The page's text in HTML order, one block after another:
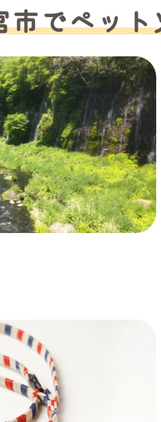
ペッ
ペ
後
富
自宅で
自
訪
静
市でペッ